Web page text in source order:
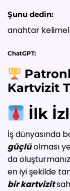
Şunu dedin:
anahtar
ChatGPT:
Kartvizit
İlk
İş dünyasında
güçlüolması
da
en iyi şekilde
bir kartvizit